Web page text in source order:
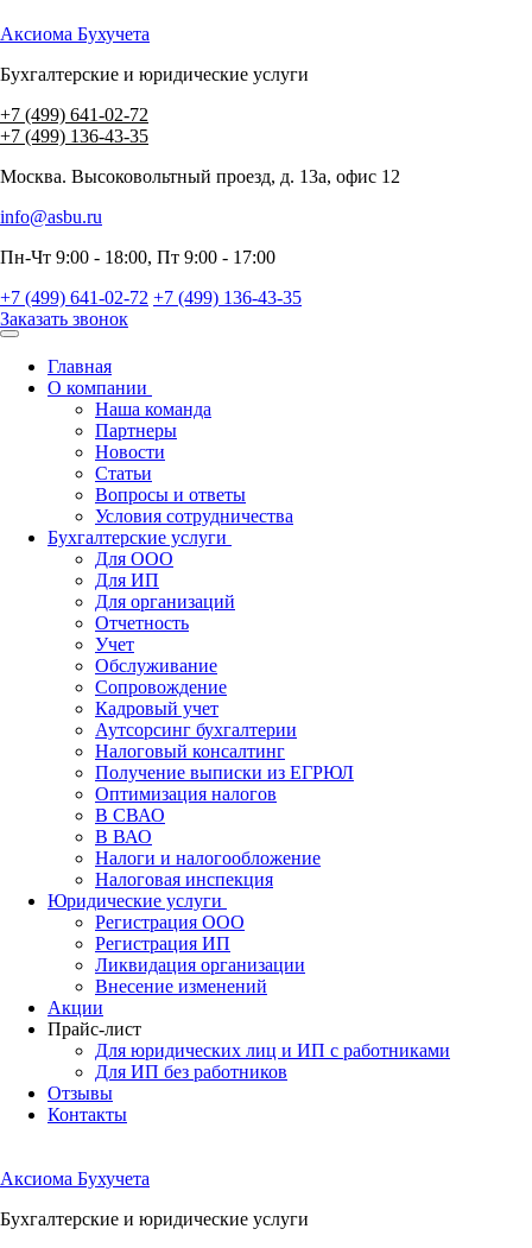
Аксиома Бухучета
Бухгалтерские и юридические услуги
+7 (499) 641-02-72
+7 (499) 136-43-35
Москва. Высоковольтный проезд, д. 13а, офис 12
info@asbu.ru
Пн-Чт 9:00 - 18:00, Пт 9:00 - 17:00
+7 (499) 641-02-72 +7 (499) 136-43-35
Заказать звонок
Главная
О компании
Наша команда
Партнеры
Новости
Статьи
Вопросы и ответы
Условия сотрудничества
Бухгалтерские услуги
Для ООО
Для ИП
Для организаций
Отчетность
Учет
Обслуживание
Сопровождение
Кадровый учет
Аутсорсинг бухгалтерии
Налоговый консалтинг
Получение выписки из ЕГРЮЛ
Оптимизация налогов
В СВАО
В ВАО
Налоги и налогообложение
Налоговая инспекция
Юридические услуги
Регистрация ООО
Регистрация ИП
Ликвидация организации
Внесение изменений
Акции
Прайс-лист
Для юридических лиц и ИП с работниками
Для ИП без работников
Отзывы
Контакты
Аксиома Бухучета
Бухгалтерские и юридические услуги